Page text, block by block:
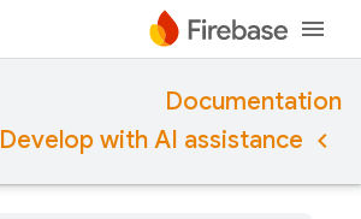
Documentation
Develop with AI assistance